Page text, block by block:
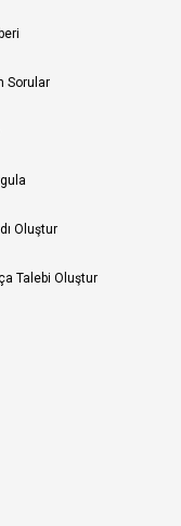
Sorular
Oluştur
Talebi Oluştur